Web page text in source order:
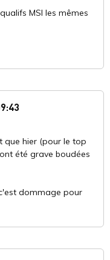
MSI les mêmes
que hier (pour le top
été grave boudées
dommage pour